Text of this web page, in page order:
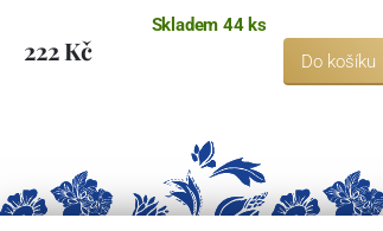
Skladem 44 ks
222 Kč Do košíku